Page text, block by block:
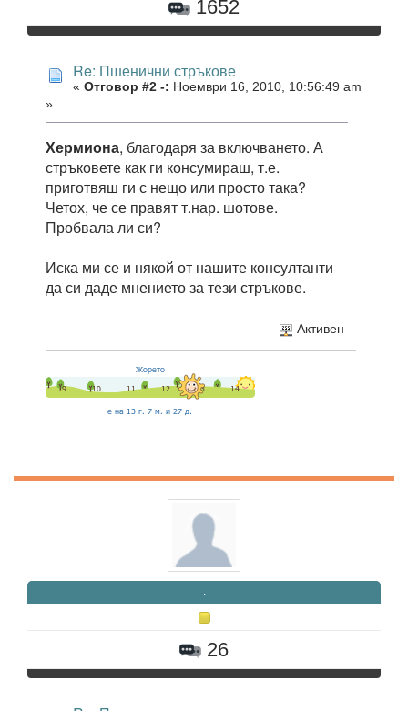
1652
Re: Пшенични стръкове
« Отговор #2 -: Ноември 16, 2010, 10:56:49 am
»
Хермиона, благодаря за включването. А
стръковете как ги консумираш, т.е.
приготвяш ги с нещо или просто така?
Четох, че се правят т.нар. шотове.
Пробвала ли си?
Иска ми се и някой от нашите консултанти
да си даде мнението за тези стръкове.
Активен
26